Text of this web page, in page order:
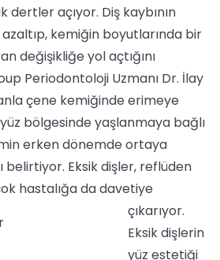
dertler açıyor. Diş kaybının
kemiğin boyutlarında bir
değişikliğe yol açtığını
Periodontoloji Uzmanı Dr. İlay
çene kemiğinde erimeye
bölgesinde yaşlanmaya bağlı
erken dönemde ortaya
belirtiyor. Eksik dişler, reflüden
hastalığa da davetiye
çıkarıyor.
Eksik dişlerin
yüz estetiği